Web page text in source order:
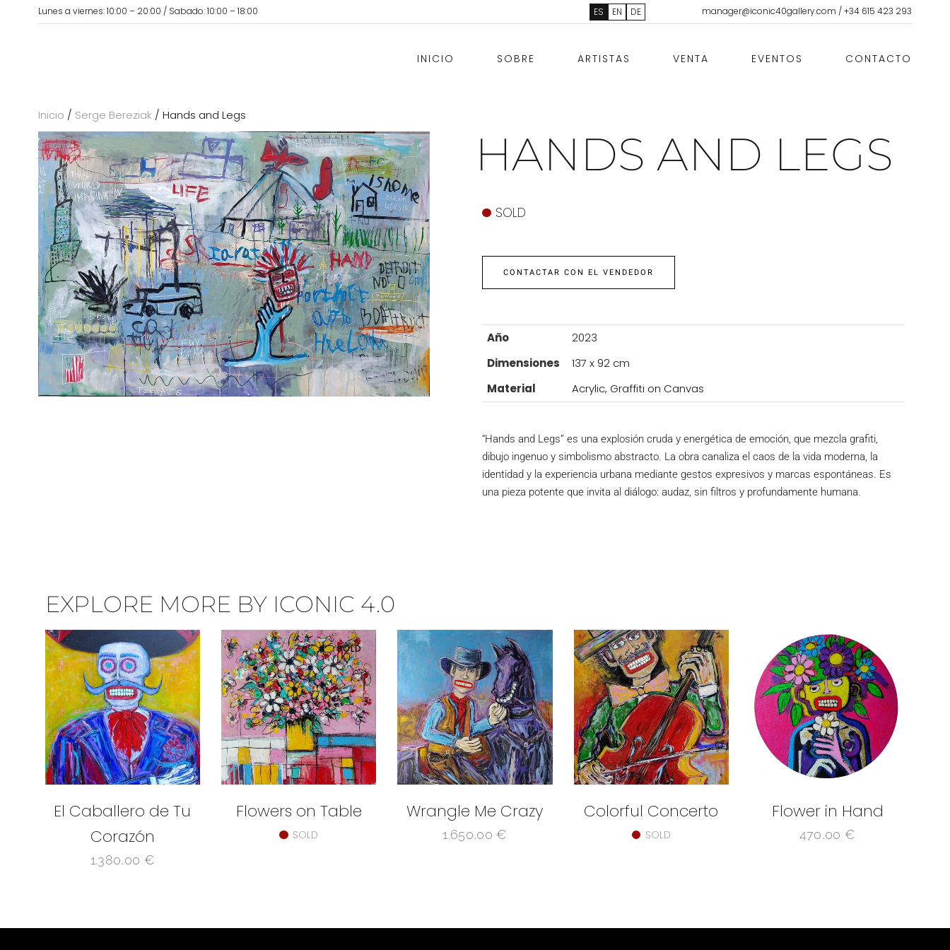
Lunes a viernes: 10:00 – 20:00 / Sabado: 10:00 – 18:00 ES EN DE manager@iconic40gallery.com /+34 615 423 293
INICIO SOBRE ARTISTAS VENTA EVENTOS CONTACTO
Inicio / Serge Bereziak/ Hands and Legs
HANDS AND LEGS
SOLD
CONTACTAR CON EL VENDEDOR
Año
2023
Dimensiones
137 x 92 cm
Material
Acrylic, Graffiti on Canvas
“Hands and Legs” es una explosión cruda y energética de emoción, que mezcla grafiti,
dibujo ingenuo y simbolismo abstracto. La obra canaliza el caos de la vida moderna, la
identidad y la experiencia urbana mediante gestos expresivos y marcas espontáneas. Es
una pieza potente que invita al diálogo: audaz, sin filtros y profundamente humana.
EXPLORE MORE BY ICONIC 4.0
El Caballero de Tu
Corazón
1.380,00 €
SOLD
Flowers on Table
SOLD
Wrangle Me Crazy
1.650,00 €
SOLD
Colorful Concerto
SOLD
Flower in Hand
470,00 €